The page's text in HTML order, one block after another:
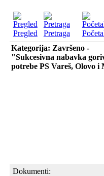
Pregled Pretraga
Kategorija: Završeno -
"Sukcesivna nabavka
potrebe PS Vareš, Olovo i
Dokumenti: